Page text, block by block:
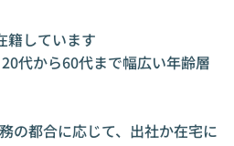
籍しています
代から60代まで幅広い年齢層
の都合に応じて、出社か在宅に